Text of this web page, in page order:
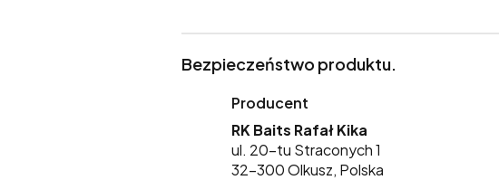
Bezpieczeństwo produktu.
Producent
RK Baits Rafał Kika
ul. 20-tu Straconych 1
32-300 Olkusz, Polska